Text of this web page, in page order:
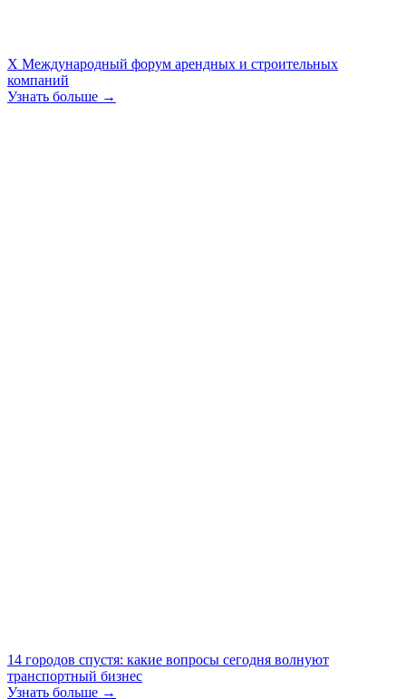
X Международный форум арендных и строительных
компаний
Узнать больше →
14 городов спустя: какие вопросы сегодня волнуют
транспортный бизнес
Узнать больше →